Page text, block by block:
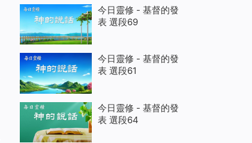
今日靈修 - 基督的發
表 選段69
今日靈修 - 基督的發
表 選段61
今日靈修 - 基督的發
表 選段64